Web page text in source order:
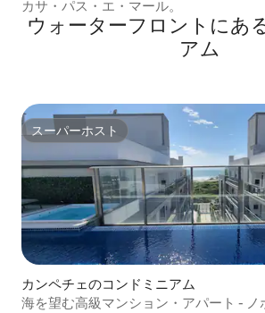
カサ・パス・エ・マール。
ウォーターフロントにあ
アム
スーパーホスト
スーパーホスト
カンペチェのコンドミニアム
海を望む高級マンション・アパート - ノ